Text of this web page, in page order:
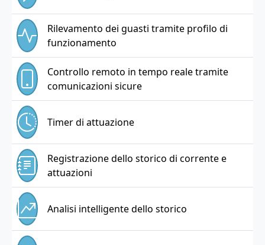
Rilevamento dei guasti tramite profilo di
funzionamento
Controllo remoto in tempo reale tramite
comunicazioni sicure
Timer di attuazione
Registrazione dello storico di corrente e
attuazioni
Analisi intelligente dello storico